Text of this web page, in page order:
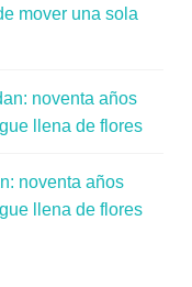
mover una sola
noventa años
llena de flores
noventa años
llena de flores